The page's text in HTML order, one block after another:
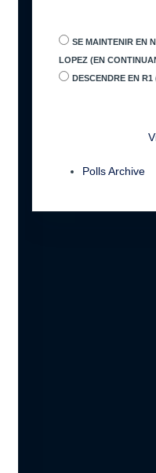
SE MAINTENIR EN
LOPEZ (EN
DESCENDRE EN
Polls Archive